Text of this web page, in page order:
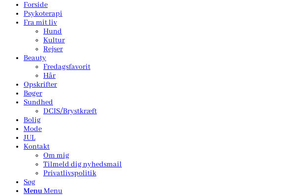
Forside
Psykoterapi
Fra mit liv
Hund
Kultur
Rejser
Beauty
Fredagsfavorit
Hår
Opskrifter
Bøger
Sundhed
DCIS/Brystkræft
Bolig
Mode
JUL
Kontakt
Om mig
Tilmeld dig nyhedsmail
Privatlivspolitik
Søg
MenuMenu